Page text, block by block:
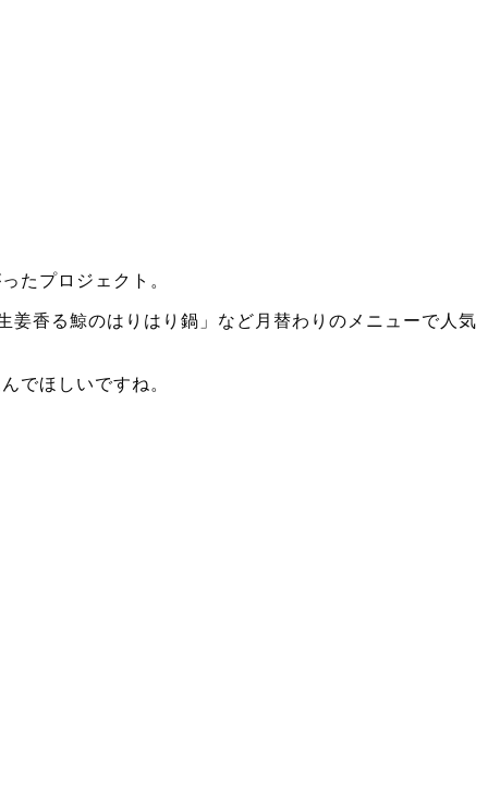
たプロジェクト。
香る鯨のはりはり鍋」など月替わりのメニューで人気
でほしいですね。